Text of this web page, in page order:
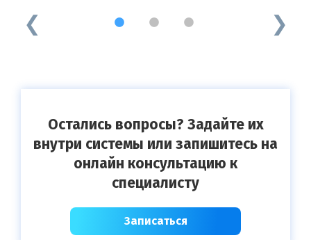
1 2 3
Остались вопросы? Задайте их
внутри системы или запишитесь на
онлайн консультацию к
специалисту
Записаться